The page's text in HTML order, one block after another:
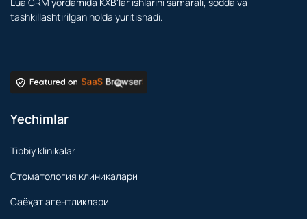
Lua CRM yordamida KXB'lar ishlarini samarali, sodda va
tashkillashtirilgan holda yuritishadi.
Yechimlar
Tibbiy klinikalar
Стоматология клиникалари
Саёҳат агентликлари